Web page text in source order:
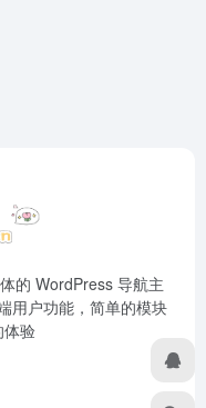
的 WordPress 导航主
用户功能，简单的模块
体验